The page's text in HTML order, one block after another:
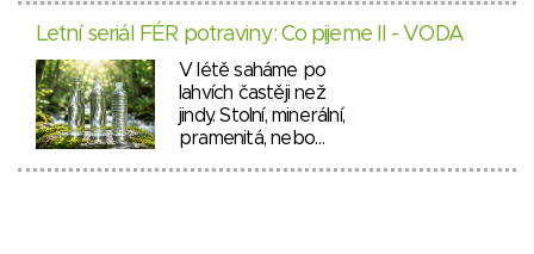
Letní seriál FÉR potraviny: Co pijeme II - VODA
V létě saháme po
lahvích častěji než
jindy. Stolní, minerální,
pramenitá, nebo…